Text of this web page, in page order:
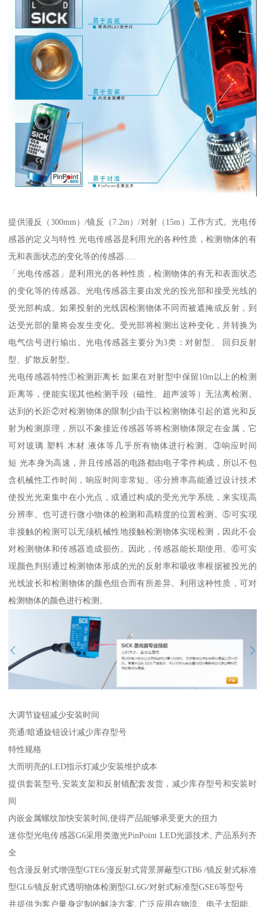
提供漫反（300mm）/镜反（7.2m）/对射（15m）工作方式。光电传
感器的定义与特性 光电传感器是利用光的各种性质，检测物体的有
无和表面状态的变化等的传感器.....
「光电传感器」是利用光的各种性质，检测物体的有无和表面状态
的变化等的传感器。光电传感器主要由发光的投光部和接受光线的
受光部构成。如果投射的光线因检测物体不同而被遮掩或反射，到
达受光部的量将会发生变化。受光部将检测出这种变化，并转换为
电气信号进行输出。光电传感器主要分为3类：对射型、 回归反射
型、扩散反射型。
光电传感器特性①检测距离长 如果在对射型中保留10m以上的检测
距离等，便能实现其他检测手段（磁性、超声波等）无法离检测。
达到的长距②对检测物体的限制少由于以检测物体引起的遮光和反
射为检测原理，所以不象接近传感器等将检测物体限定在金属，它
可对玻璃.塑料.木材.液体等几乎所有物体进行检测。③响应时间
短 光本身为高速，并且传感器的电路都由电子零件构成，所以不包
含机械性工作时间，响应时间非常短。④分辨率高能通过设计技术
使投光光束集中在小光点，或通过构成的受光光学系统，来实现高
分辨率。也可进行微小物体的检测和高精度的位置检测。⑤可实现
非接触的检测可以无须机械性地接触检测物体实现检测，因此不会
对检测物体和传感器造成损伤。因此，传感器能长期使用。⑥可实
现颜色判别通过检测物体形成的光的反射率和吸收率根据被投光的
光线波长和检测物体的颜色组合而有所差异。利用这种性质，可对
检测物体的颜色进行检测。
大调节旋钮减少安装时间
亮通/暗通旋钮设计减少库存型号
特性规格
大而明亮的LED指示灯减少安装维护成本
提供套装型号,安装支架和反射镜配套发货，减少库存型号和安装时
间
内嵌金属螺纹加快安装时间,使得产品能够承受更大的扭力
迷你型光电传感器G6采用类激光PinPoint LED光源技术, 产品系列齐
全
包含漫反射式增强型GTE6/漫反射式背景屏蔽型GTB6 /镜反射式标准
型GL6/镜反射式透明物体检测型GL6G/对射式标准型GSE6等型号
并提供为客户量身定制的解决方案, 广泛应用在物流、电子太阳能、